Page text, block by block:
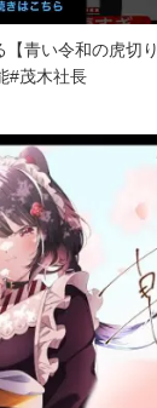
【青い令和の虎切り
#茂木社長